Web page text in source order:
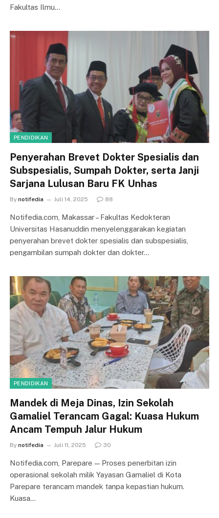
Fakultas Ilmu…
PENDIDIKAN
Penyerahan Brevet Dokter Spesialis dan
Subspesialis, Sumpah Dokter, serta Janji
Sarjana Lulusan Baru FK Unhas
By notifedia Juli 14, 2025 88
Notifedia.com, Makassar – Fakultas Kedokteran
Universitas Hasanuddin menyelenggarakan kegiatan
penyerahan brevet dokter spesialis dan subspesialis,
pengambilan sumpah dokter dan dokter…
PENDIDIKAN
Mandek di Meja Dinas, Izin Sekolah
Gamaliel Terancam Gagal: Kuasa Hukum
Ancam Tempuh Jalur Hukum
By notifedia Juli 11, 2025 30
Notifedia.com, Parepare — Proses penerbitan izin
operasional sekolah milik Yayasan Gamaliel di Kota
Parepare terancam mandek tanpa kepastian hukum.
Kuasa…